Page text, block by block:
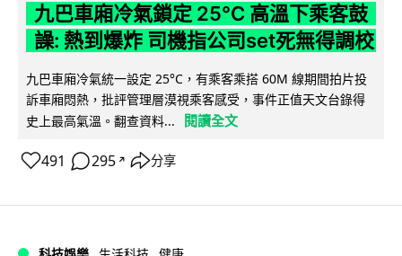
九巴車廂冷氣鎖定 25°C 高溫下乘客鼓
譟: 熱到爆炸 司機指公司set死無得調校
九巴車廂冷氣統一設定 25°C，有乘客乘搭 60M 線期間拍片投
訴車廂悶熱，批評管理層漠視乘客感受，事件正值天文台錄得
史上最高氣溫。翻查資料...
閱讀全文
491 295 ↗ 分享